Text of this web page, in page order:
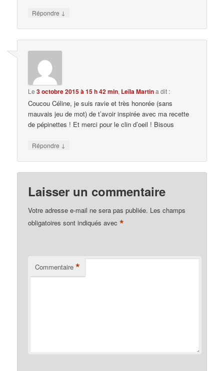
Répondre ↓
Le3 octobre 2015 à 15 h 42 min, Leïla Martina dit :
Coucou Céline, je suis ravie et très honorée (sans
mauvais jeu de mot) de t’avoir inspirée avec ma recette
de pépinettes ! Et merci pour le clin d’oeil ! Bisous
Répondre ↓
Laisser un commentaire
Votre adresse e-mail ne sera pas publiée. Les champs
obligatoires sont indiqués avec*
Commentaire *